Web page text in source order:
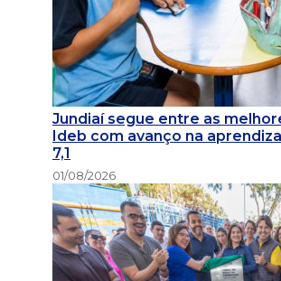
Jundiaí segue entre as
Ideb com avanço na
7,1
01/08/2026